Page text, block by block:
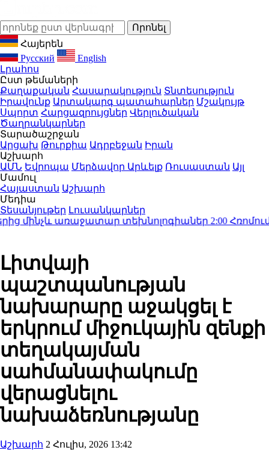
Հայերեն
Русский
English
Լրահոս
Ըստ թեմաների
Քաղաքական Հասարակություն Տնտեսություն
Իրավունք Արտակարգ պատահարներ Մշակույթ
Սպորտ Հարցազրույցներ Վերլուծական
Ծաղրանկարներ
Տարածաշրջան
Արցախ Թուրքիա Ադրբեջան Իրան
Աշխարհ
ԱՄՆ Եվրոպա Մերձավոր Արևելք Ռուսաստան Այլ
Մամուլ
Հայաստան Աշխարհ
Մեդիա
Տեսանյութեր Լուսանկարներ
մինչև առաջատար տեխնոլոգիաներ2:00Հռոմում
Լիտվայի
պաշտպանության
նախարարը աջակցել է
երկրում միջուկային զենքի
տեղակայման
սահմանափակումը
վերացնելու
նախաձեռնությանը
Աշխարհ 2 Հուլիս, 2026 13:42